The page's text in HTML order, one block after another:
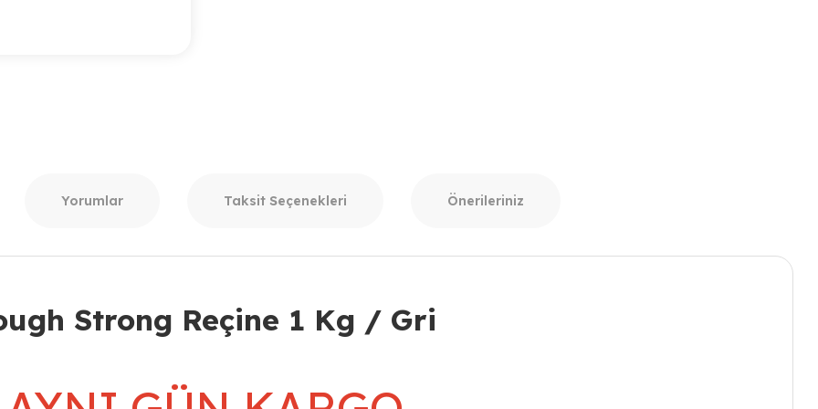
Yorumlar Taksit Seçenekleri Önerileriniz
Strong Reçine 1 Kg / Gri